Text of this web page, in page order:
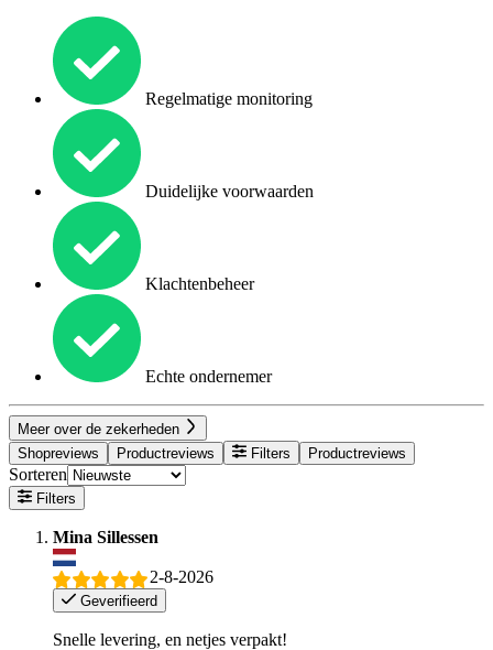
Regelmatige monitoring
Duidelijke voorwaarden
Klachtenbeheer
Echte ondernemer
Meer over de zekerheden
Shopreviews
Productreviews Filters Productreviews
Sorteren
Filters
Mina Sillessen
2-8-2026
Geverifieerd
Snelle levering, en netjes verpakt!